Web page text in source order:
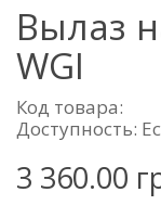
Вылаз
WGI
Код товара:
Доступность:
3 360.00